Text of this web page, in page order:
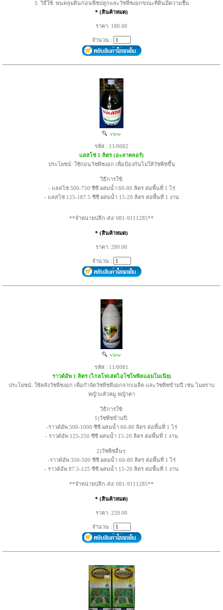
3. วิธีใช้: พ่นคลุมดินก่อนพืชปลูกและวัชพืชงอกขณะที่ดินมีความชื้น
* (สินค้าหมด)
ราคา: 180.00
จำนวน :
view
รหัส : 11/0082
แลสโซ่ 1 ลิตร (อะลาคลอร์)
ประโยชน์: ใช้ก่อนวัชพืชงอก เพื่อป้องกันไม่ให้วัชพืชขึ้น
วิธีการใช้:
- แลสโซ่ 500-750 ซีซี ผสมน้ำ 60-80 ลิตร ต่อพื้นที่ 1 ไร่
- แลสโซ่ 125-187.5 ซีซี ผสมน้ำ 15-20 ลิตร ต่อพื้นที่ 1 งาน
**จำหน่ายปลีก-ส่ง/ 081-9111285**
* (สินค้าหมด)
ราคา: 280.00
จำนวน :
view
รหัส : 11/0081
ราวด์อัพ 1 ลิตร (ไกลโฟเสตไอโซโพพิลแอมโมเนีย)
ประโยชน์: ใช้หลังวัชพืชงอก เพื่อกำจัดวัชพืชที่งอกจากเมล็ด และวัชพืชข้ามปี เช่น ไมยราบ
หญ้าแห้วหมู หญ้าคา
วิธีการใช้:
1)วัชพืชข้ามปี:
-ราวด์อัพ 500-1000 ซีซี ผสมน้ำ 60-80 ลิตร ต่อพื้นที่ 1 ไร่
- ราวด์อัพ 125-250 ซีซี ผสมน้ำ 15-20 ลิตร ต่อพื้นที่ 1 งาน
2)วัชพืชอื่นๆ:
-ราวด์อัพ 350-500 ซีซี ผสมน้ำ 60-80 ลิตร ต่อพื้นที่ 1 ไร่
- ราวด์อัพ 87.5-125 ซีซี ผสมน้ำ 15-20 ลิตร ต่อพื้นที่ 1 งาน
**จำหน่ายปลีก-ส่ง/ 081-9111285**
* (สินค้าหมด)
ราคา: 220.00
จำนวน :